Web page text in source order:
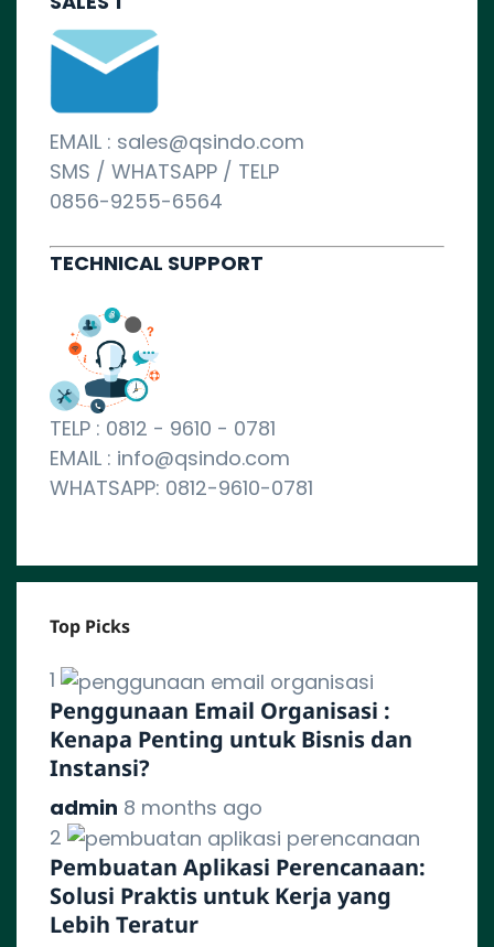
EMAIL : sales@qsindo.com
SMS / WHATSAPP / TELP
0856-9255-6564
TECHNICAL SUPPORT
TELP : 0812 - 9610 - 0781
EMAIL : info@qsindo.com
WHATSAPP: 0812-9610-0781
Top Picks
1
Penggunaan Email Organisasi :
Kenapa Penting untuk Bisnis dan
Instansi?
admin 8 months ago
2
Pembuatan Aplikasi Perencanaan:
Solusi Praktis untuk Kerja yang
Lebih Teratur